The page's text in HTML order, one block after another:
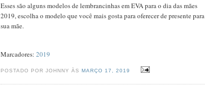
Esses são alguns modelos de lembrancinhas em EVA para o dia das mães
2019, escolha o modelo que você mais gosta para oferecer de presente para
sua mãe.
Marcadores: 2019
POSTADO POR JOHNNY ÀSMARÇO 17, 2019